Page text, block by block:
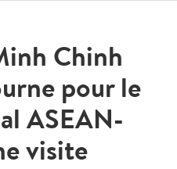
Chinh
pour le
ASEAN-
visite